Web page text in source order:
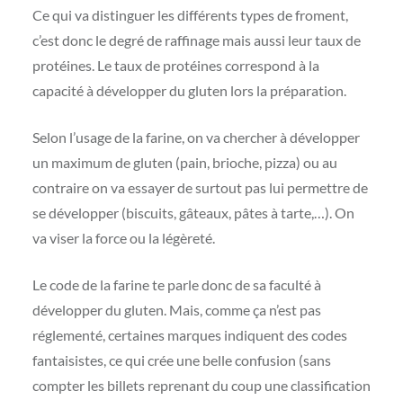
Ce qui va distinguer les différents types de froment,
c’est donc le degré de raffinage mais aussi leur taux de
protéines. Le taux de protéines correspond à la
capacité à développer du gluten lors la préparation.
Selon l’usage de la farine, on va chercher à développer
un maximum de gluten (pain, brioche, pizza) ou au
contraire on va essayer de surtout pas lui permettre de
se développer (biscuits, gâteaux, pâtes à tarte,…). On
va viser la force ou la légèreté.
Le code de la farine te parle donc de sa faculté à
développer du gluten. Mais, comme ça n’est pas
réglementé, certaines marques indiquent des codes
fantaisistes, ce qui crée une belle confusion (sans
compter les billets reprenant du coup une classification